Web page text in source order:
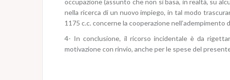
occupazione (assunto che non si basa, in realtà, su
nella ricerca di un nuovo impiego, in tal modo
1175 c.c. concerne la cooperazione
4- In conclusione, il ricorso incidentale è da
motivazione con rinvio, anche per le spese del